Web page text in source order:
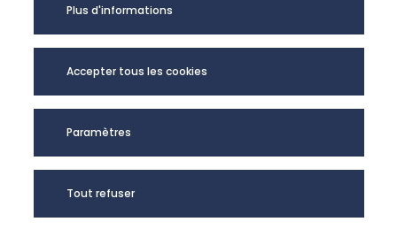
Université de Picardie Jules Verne -
@Copyright 2024
Mentions légales
Accessibilité
Plus d'informations
Accepter tous les cookies
Paramètres
Tout refuser